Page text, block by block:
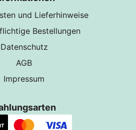
und Lieferhinweise
Bestellungen
Datenschutz
AGB
Impressum